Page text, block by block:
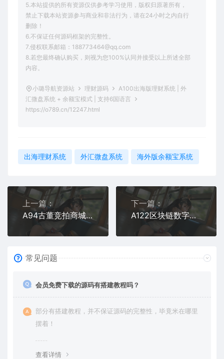
5.本站提供的所有资源仅供参考学习使用，版权归原著所有，
禁止下载本站资源参与商业和非法行为，请在24小时之内自行
删除！
6.不保证任何源码框架的完整性。
7.侵权联系邮箱：188773464@qq.com
8.若您最终确认购买，则视为您100%认同并接受以上所述全部
内容。
小璐导航资源站 理财源码
A100出海版理财系统 | 外
汇微盘系统 + 余额宝模式 | 支持6国语言
https://o789.cn/12247.html
出海理财系统 外汇微盘系统 海外版余额宝系统
上一篇：
A94古董竞拍商城系统源码 - AI智能抢拍转拍平台
下一篇：
A122区块链数字钱包 | 支持USDT、BTC、ETH、SPC多币种管理
常见问题
会员免费下载的源码有搭建教程吗？
部分有搭建教程，并不保证源码的完整性，毕竟米在哪里
摆着！
查看详情